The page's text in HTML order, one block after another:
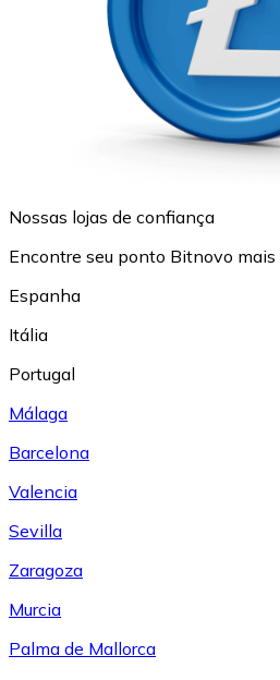
Nossas lojas de confiança
Encontre seu ponto Bitnovo mais
Espanha
Itália
Portugal
Málaga
Barcelona
Valencia
Sevilla
Zaragoza
Murcia
Palma de Mallorca